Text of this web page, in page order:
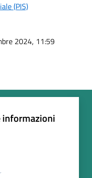
(PIS)
2024, 11:59
informazioni